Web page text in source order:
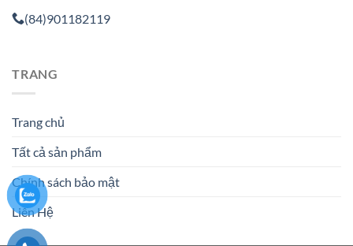
(84)901182119
TRANG
Trang chủ
Tất cả sản phẩm
Chính sách bảo mật
Liên Hệ